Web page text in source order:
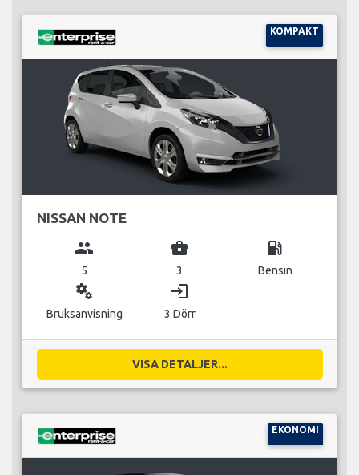
KOMPAKT
NISSAN NOTE
group
5
business_center
3
local_gas_station
Bensin
miscellaneous_services
Bruksanvisning
login
3 Dörr
VISA DETALJER...
EKONOMI